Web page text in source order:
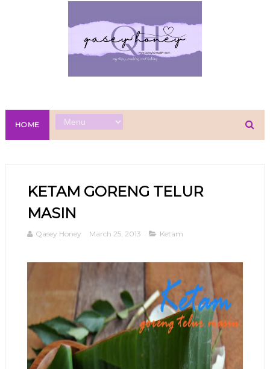
HOME
KETAM GORENG TELUR
MASIN
Qasey Honey March 25, 2013 Ketam